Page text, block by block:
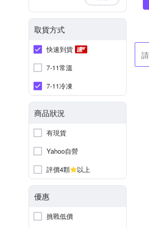
取貨方式
快速到貨
7-11常溫
7-11冷凍
商品狀況
有現貨
Yahoo自營
評價4顆
以上
優惠
挑戰低價